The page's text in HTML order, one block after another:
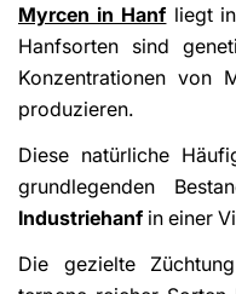
Myrcen in Hanf liegt
Hanfsorten sind
Konzentrationen von
produzieren.
Diese natürliche
grundlegenden
Industriehanf in einer
Die gezielte